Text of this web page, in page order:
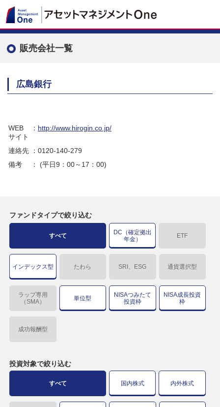
販売会社一覧
広島銀行
WEB
サイト
： http://www.hirogin.co.jp/
連絡先
：0120-140-279
備考
： (平日9：00～17：00)
ファンドタイプで絞り込む
すべて
DC（確定拠出
年金）
ETF
インデックス型 たわら SRI、ESG 通貨選択型
ラップ専用
（SMA）
単位型
NISAつみたて
投資枠
NISA成長投資
枠
成功報酬型
投資対象で絞り込む
すべて 国内株式 内外株式